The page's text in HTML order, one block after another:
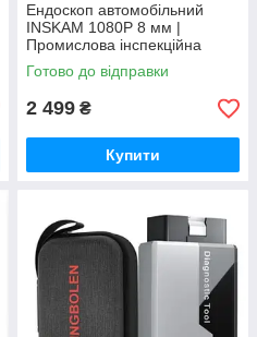
Ендоскоп автомобільний
INSKAM 1080P 8 мм |
Промислова інспекційна
камера | 4.3" IPS екран | IP67
| Акумулятор | Кабель 5 м
Готово до відправки
2 499 ₴
Купити